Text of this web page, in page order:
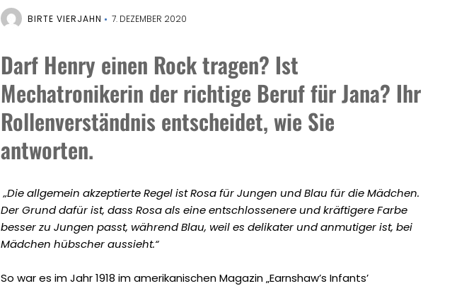
BIRTE VIERJAHN 7. DEZEMBER 2020
Darf Henry einen Rock tragen? Ist
Mechatronikerin der richtige Beruf für Jana? Ihr
Rollenverständnis entscheidet, wie Sie
antworten.
„Die allgemein akzeptierte Regel ist Rosa für ­Jungen und Blau für die Mädchen.
Der Grund dafür ist, dass Rosa als eine entschlossenere und kräftigere Farbe
besser zu Jungen passt, während Blau, weil es delikater und anmutiger ist, bei
Mädchen hübscher aussieht.“
So war es im Jahr 1918 im amerikanischen ­Magazin „Earnshaw’s Infants’